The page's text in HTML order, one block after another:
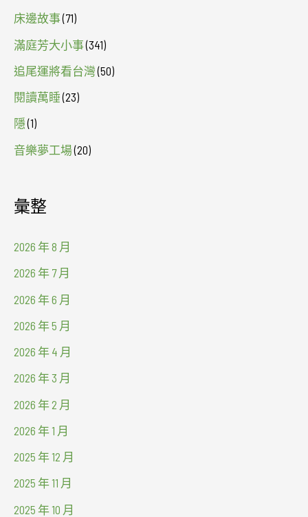
床邊故事(71)
滿庭芳大小事(341)
追尾運將看台灣(50)
閱讀萬睡(23)
隱(1)
音樂夢工場(20)
彙整
2026 年 8 月
2026 年 7 月
2026 年 6 月
2026 年 5 月
2026 年 4 月
2026 年 3 月
2026 年 2 月
2026 年 1 月
2025 年 12 月
2025 年 11 月
2025 年 10 月